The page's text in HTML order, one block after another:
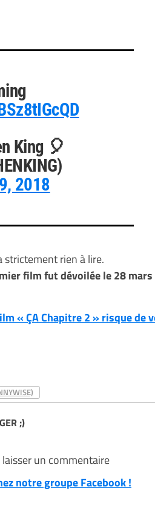
King 🎈
2018
strictement rien à lire.
film fut dévoilée le 28
« ÇA Chapitre 2 » risque de
;)
un commentaire
notre groupe Facebook !